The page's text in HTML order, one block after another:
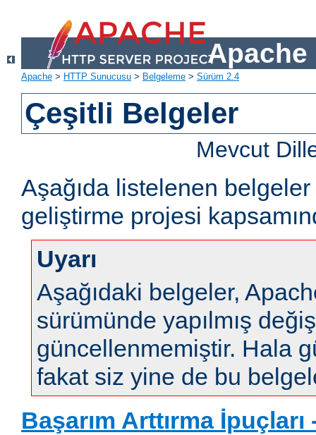
Apache
Apache > HTTP Sunucusu > Belgeleme > Sürüm 2.4
Çeşitli Belgeler
Mevcut
Aşağıda listelenen
geliştirme projesi
Uyarı
Aşağıdaki belgeler,
sürümünde yapılmış
güncellenmemiştir. Hala
fakat siz yine de bu
Başarım Arttırma